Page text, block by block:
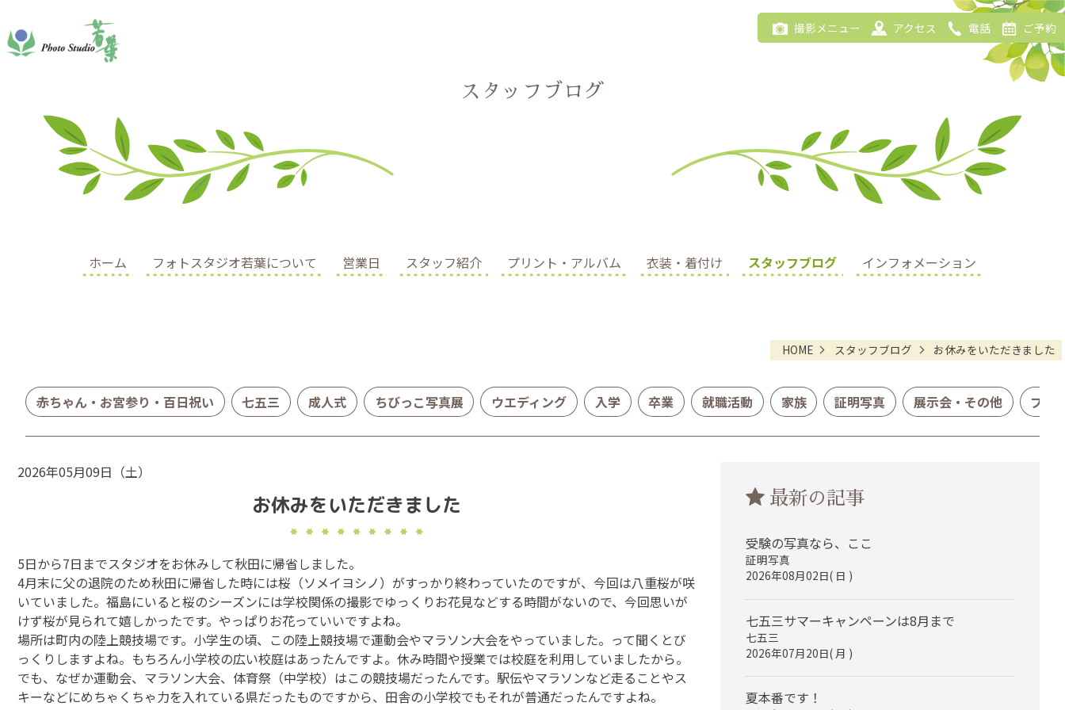
スタッフブログ
ホーム フォトスタジオ若葉について 営業日 スタッフ紹介 プリント・アルバム 衣装・着付け スタッフブログ インフォメーション
HOME スタッフブログ お休みをいただきました
赤ちゃん・お宮参り・百日祝い 七五三 成人式 ちびっこ写真展 ウエディング 入学 卒業 就職活動 家族 証明写真 展示会・その他 プロ
2026年05月09日（土）
お休みをいただきました
5日から7日までスタジオをお休みして秋田に帰省しました。
4月末に父の退院のため秋田に帰省した時には桜（ソメイヨシノ）がすっかり終わっていたのですが、今回は八重桜が咲
いていました。福島にいると桜のシーズンには学校関係の撮影でゆっくりお花見などする時間がないので、今回思いが
けず桜が見られて嬉しかったです。やっぱりお花っていいですよね。
場所は町内の陸上競技場です。小学生の頃、この陸上競技場で運動会やマラソン大会をやっていました。って聞くとび
っくりしますよね。もちろん小学校の広い校庭はあったんですよ。休み時間や授業では校庭を利用していましたから。
でも、なぜか運動会、マラソン大会、体育祭（中学校）はこの競技場だったんです。駅伝やマラソンなど走ることやス
キーなどにめちゃくちゃ力を入れている県だったものですから、田舎の小学校でもそれが普通だったんですよね。
最新の記事
受験の写真なら、ここ
証明写真
2026年08月02日( 日 )
七五三サマーキャンペーンは8月まで
七五三
2026年07月20日( 月 )
夏本番です！
撮影メニュー アクセス 電話 ご予約